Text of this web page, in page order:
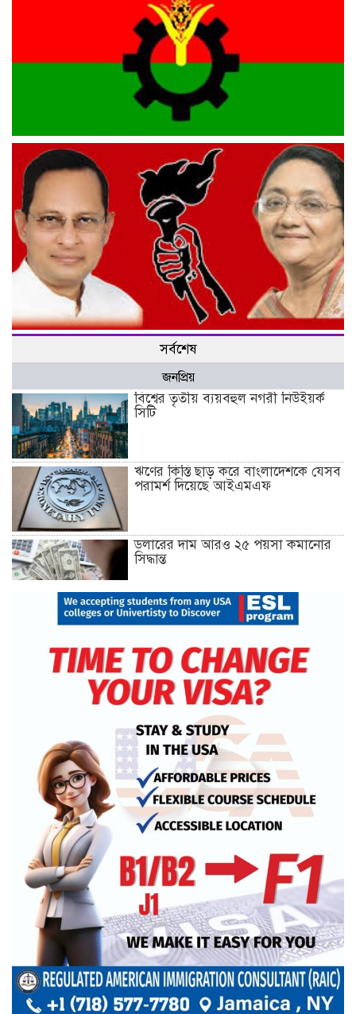
সরকারি দলকে ক্ষমতা দিতেই স্থানীয় সরকার প্রতিষ্ঠান আইন: বিএনপি
উসকানিদাতাদের বিরুদ্ধে কঠোর ব্যবস্থা গ্রহণের দাবি জাসদের
সর্বশেষ
জনপ্রিয়
বিশ্বের তৃতীয় ব্যয়বহুল নগরী নিউইয়র্ক
সিটি
ঋণের কিস্তি ছাড় করে বাংলাদেশকে যেসব
পরামর্শ দিয়েছে আইএমএফ
ডলারের দাম আরও ২৫ পয়সা কমানোর
সিদ্ধান্ত
১৮ ডিসেম্বর থেকে আন্দোলনে নতুন মাত্রা
খুলনায় অবরোধের সমর্থনে দুপুরে ও
সন্ধ্যায় বিএনপির মিছিল
রেললাইন কাটা, গাড়িতে আগুন—এ
কোন রাজনীতি, প্রশ্ন তথ্যমন্ত্রীর
আমরা প্রতিদ্বন্দ্বিতাপূর্ণ নির্বাচন চাই: না‌ছিম
পাকিস্তানে থানায় ‘আত্মঘাতী’ হামলায়
নিহত ৬, আহত ২৫
ভূরাজনীতির নেতিবাচক প্রভাব পড়তে শুরু
করেছে: এফবিসিসিআই